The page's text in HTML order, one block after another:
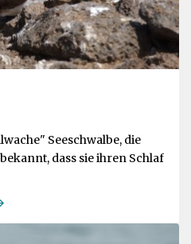
Seeschwalbe, die
dass sie ihren Schlaf